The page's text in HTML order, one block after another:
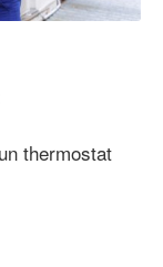
thermostat